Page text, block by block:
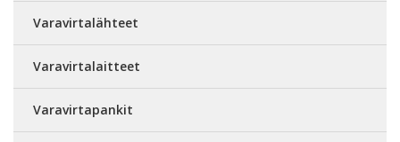
Varavirtalähteet
Varavirtalaitteet
Varavirtapankit